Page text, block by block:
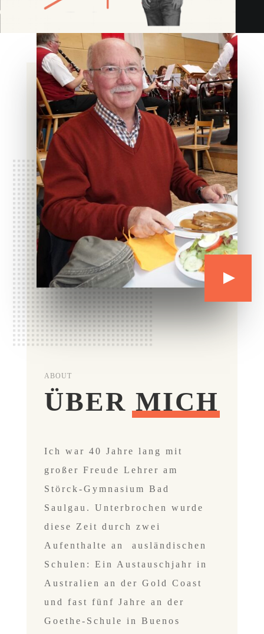
ABOUT
ÜBER MICH
Ich war 40 Jahre lang mit
großer Freude Lehrer am
Störck-Gymnasium Bad
Saulgau. Unterbrochen wurde
diese Zeit durch zwei
Aufenthalte an
ausländischen
Schulen: Ein Austauschjahr in
Australien an der Gold Coast
und fast fünf Jahre an der
Goethe-Schule in Buenos